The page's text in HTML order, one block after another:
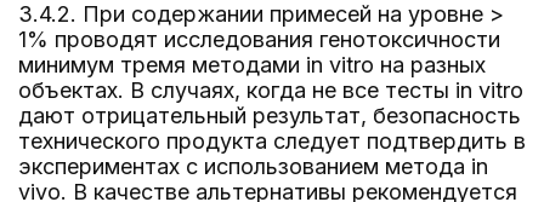
3.4.2. При содержании примесей на уровне >
1% проводят исследования генотоксичности
минимум тремя методами in vitro на разных
объектах. В случаях, когда не все тесты in vitro
дают отрицательный результат, безопасность
технического продукта следует подтвердить в
экспериментах с использованием метода in
vivo. В качестве альтернативы рекомендуется